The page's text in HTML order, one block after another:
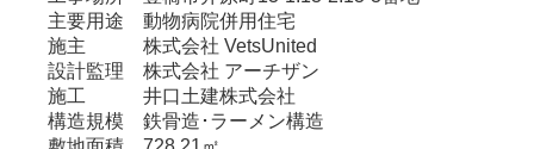
主要用途 動物病院併用住宅
施主 株式会社 VetsUnited
設計監理 株式会社 アーチザン
施工 井口土建株式会社
構造規模 鉄骨造･ラーメン構造